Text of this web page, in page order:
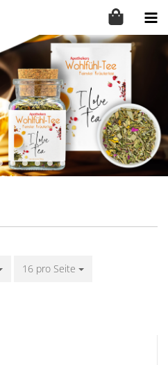
16 pro Seite
pro Seite